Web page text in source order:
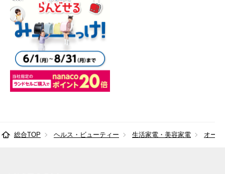
総合TOP ヘルス・ビューティー 生活家電・美容家電 オー